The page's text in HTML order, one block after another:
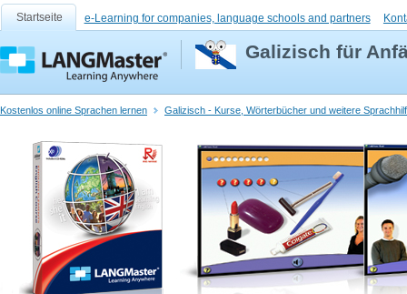
Startseite e-Learning for companies, language schools and partners
Galizisch für
Kostenlos online Sprachen lernen Galizisch - Kurse, Wörterbücher und weitere